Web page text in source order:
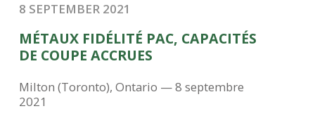
8 SEPTEMBER 2021
MÉTAUX FIDÉLITÉ PAC, CAPACITÉS
DE COUPE ACCRUES
Milton (Toronto), Ontario — 8 septembre
2021